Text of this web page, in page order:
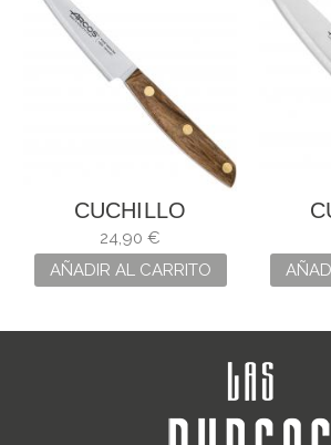
CUCHILLO
MONDADOR
NORDIKA ARCOS
24,90 €
AÑADIR AL CARRITO